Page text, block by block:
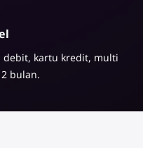
debit, kartu kredit, multi
bulan.